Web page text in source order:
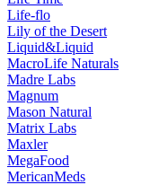
Life-flo
Lily of the Desert
Liquid&Liquid
MacroLife Naturals
Madre Labs
Magnum
Mason Natural
Matrix Labs
Maxler
MegaFood
MericanMeds